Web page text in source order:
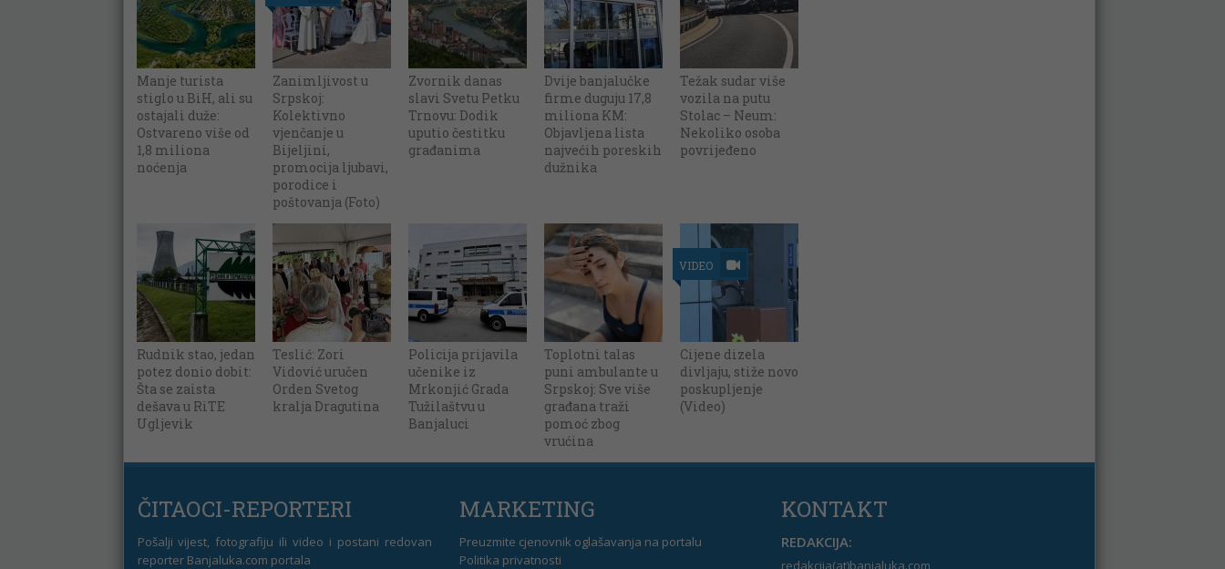
Manje turista
stiglo u BiH, ali su
ostajali duže:
Ostvareno više od
1,8 miliona
noćenja
Zanimljivost u
Srpskoj:
Kolektivno
vjenčanje u
Bijeljini,
promocija ljubavi,
porodice i
poštovanja (Foto)
Zvornik danas
slavi Svetu Petku
Trnovu: Dodik
uputio čestitku
građanima
Dvije banjalučke
firme duguju 17,8
miliona KM:
Objavljena lista
najvećih poreskih
dužnika
Težak sudar više
vozila na putu
Stolac – Neum:
Nekoliko osoba
povrijeđeno
Rudnik stao, jedan
potez donio dobit:
Šta se zaista
dešava u RiTE
Ugljevik
Teslić: Zori
Vidović uručen
Orden Svetog
kralja Dragutina
Policija prijavila
učenike iz
Mrkonjić Grada
Tužilaštvu u
Banjaluci
Toplotni talas
puni ambulante u
Srpskoj: Sve više
građana traži
pomoć zbog
vrućina
VIDEO
Cijene dizela
divljaju, stiže novo
poskupljenje
(Video)
ČITAOCI-REPORTERI
Pošalji vijest, fotografiju ili video i postani redovan
reporter Banjaluka.com portala
MARKETING
Preuzmite cjenovnik oglašavanja na portalu
Politika privatnosti
KONTAKT
REDAKCIJA:
redakcija(at)banjaluka.com